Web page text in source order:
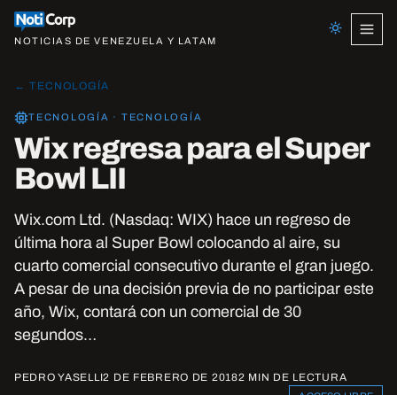
NOTICIAS DE VENEZUELA Y LATAM
← TECNOLOGÍA
TECNOLOGÍA · TECNOLOGÍA
Wix regresa para el Super
Bowl LII
Wix.com Ltd. (Nasdaq: WIX) hace un regreso de
última hora al Super Bowl colocando al aire, su
cuarto comercial consecutivo durante el gran juego.
A pesar de una decisión previa de no participar este
año, Wix, contará con un comercial de 30
segundos…
PEDRO YASELLI2 DE FEBRERO DE 20182 MIN DE LECTURA